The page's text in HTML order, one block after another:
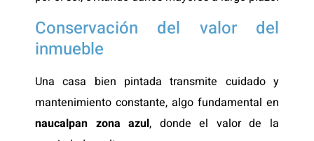
Conservación del valor del
inmueble
Una casa bien pintada transmite cuidado y
mantenimiento constante, algo fundamental en
naucalpan zona azul, donde el valor de la